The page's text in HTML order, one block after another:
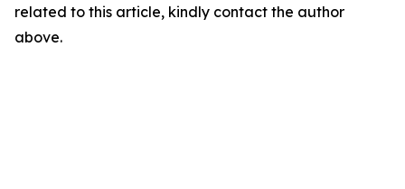
related to this article, kindly contact the author
above.